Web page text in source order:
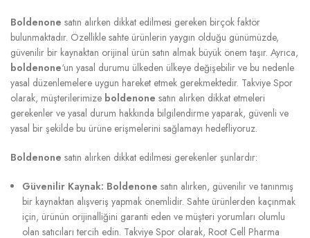
Boldenone satın alırken dikkat edilmesi gereken birçok faktör
bulunmaktadır. Özellikle sahte ürünlerin yaygın olduğu günümüzde,
güvenilir bir kaynaktan orijinal ürün satın almak büyük önem taşır. Ayrıca,
boldenone‘un yasal durumu ülkeden ülkeye değişebilir ve bu nedenle
yasal düzenlemelere uygun hareket etmek gerekmektedir. Takviye Spor
olarak, müşterilerimize boldenone satın alırken dikkat etmeleri
gerekenler ve yasal durum hakkında bilgilendirme yaparak, güvenli ve
yasal bir şekilde bu ürüne erişmelerini sağlamayı hedefliyoruz.
Boldenone satın alırken dikkat edilmesi gerekenler şunlardır:
Güvenilir Kaynak: Boldenone satın alırken, güvenilir ve tanınmış
bir kaynaktan alışveriş yapmak önemlidir. Sahte ürünlerden kaçınmak
için, ürünün orijinalliğini garanti eden ve müşteri yorumları olumlu
olan satıcıları tercih edin. Takviye Spor olarak, Root Cell Pharma